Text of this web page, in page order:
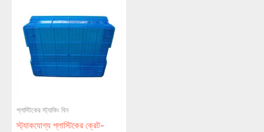
প্লাস্টিকের স্ট্যাকিং বিন
স্ট্যাকযোগ্য প্লাস্টিকের ক্রেট-